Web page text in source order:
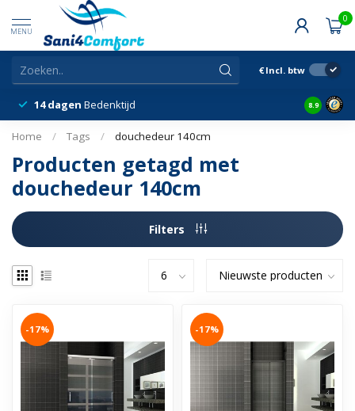
MENU
0
€ Incl. btw
14 dagen Bedenktijd Snelle
8.9
Home / Tags / douchedeur 140cm
Producten getagd met
douchedeur 140cm
Filters
-17% -17%